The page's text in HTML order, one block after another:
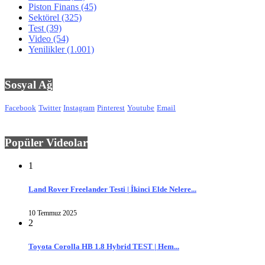
Piston Finans (45)
Sektörel (325)
Test (39)
Video (54)
Yenilikler(1.001)
Sosyal Ağ
Facebook Twitter Instagram Pinterest Youtube Email
Popüler Videolar
1
Land Rover Freelander Testi | İkinci Elde Nelere...
10 Temmuz 2025
2
Toyota Corolla HB 1.8 Hybrid TEST | Hem...